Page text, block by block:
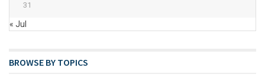
31
« Jul
BROWSE BY TOPICS